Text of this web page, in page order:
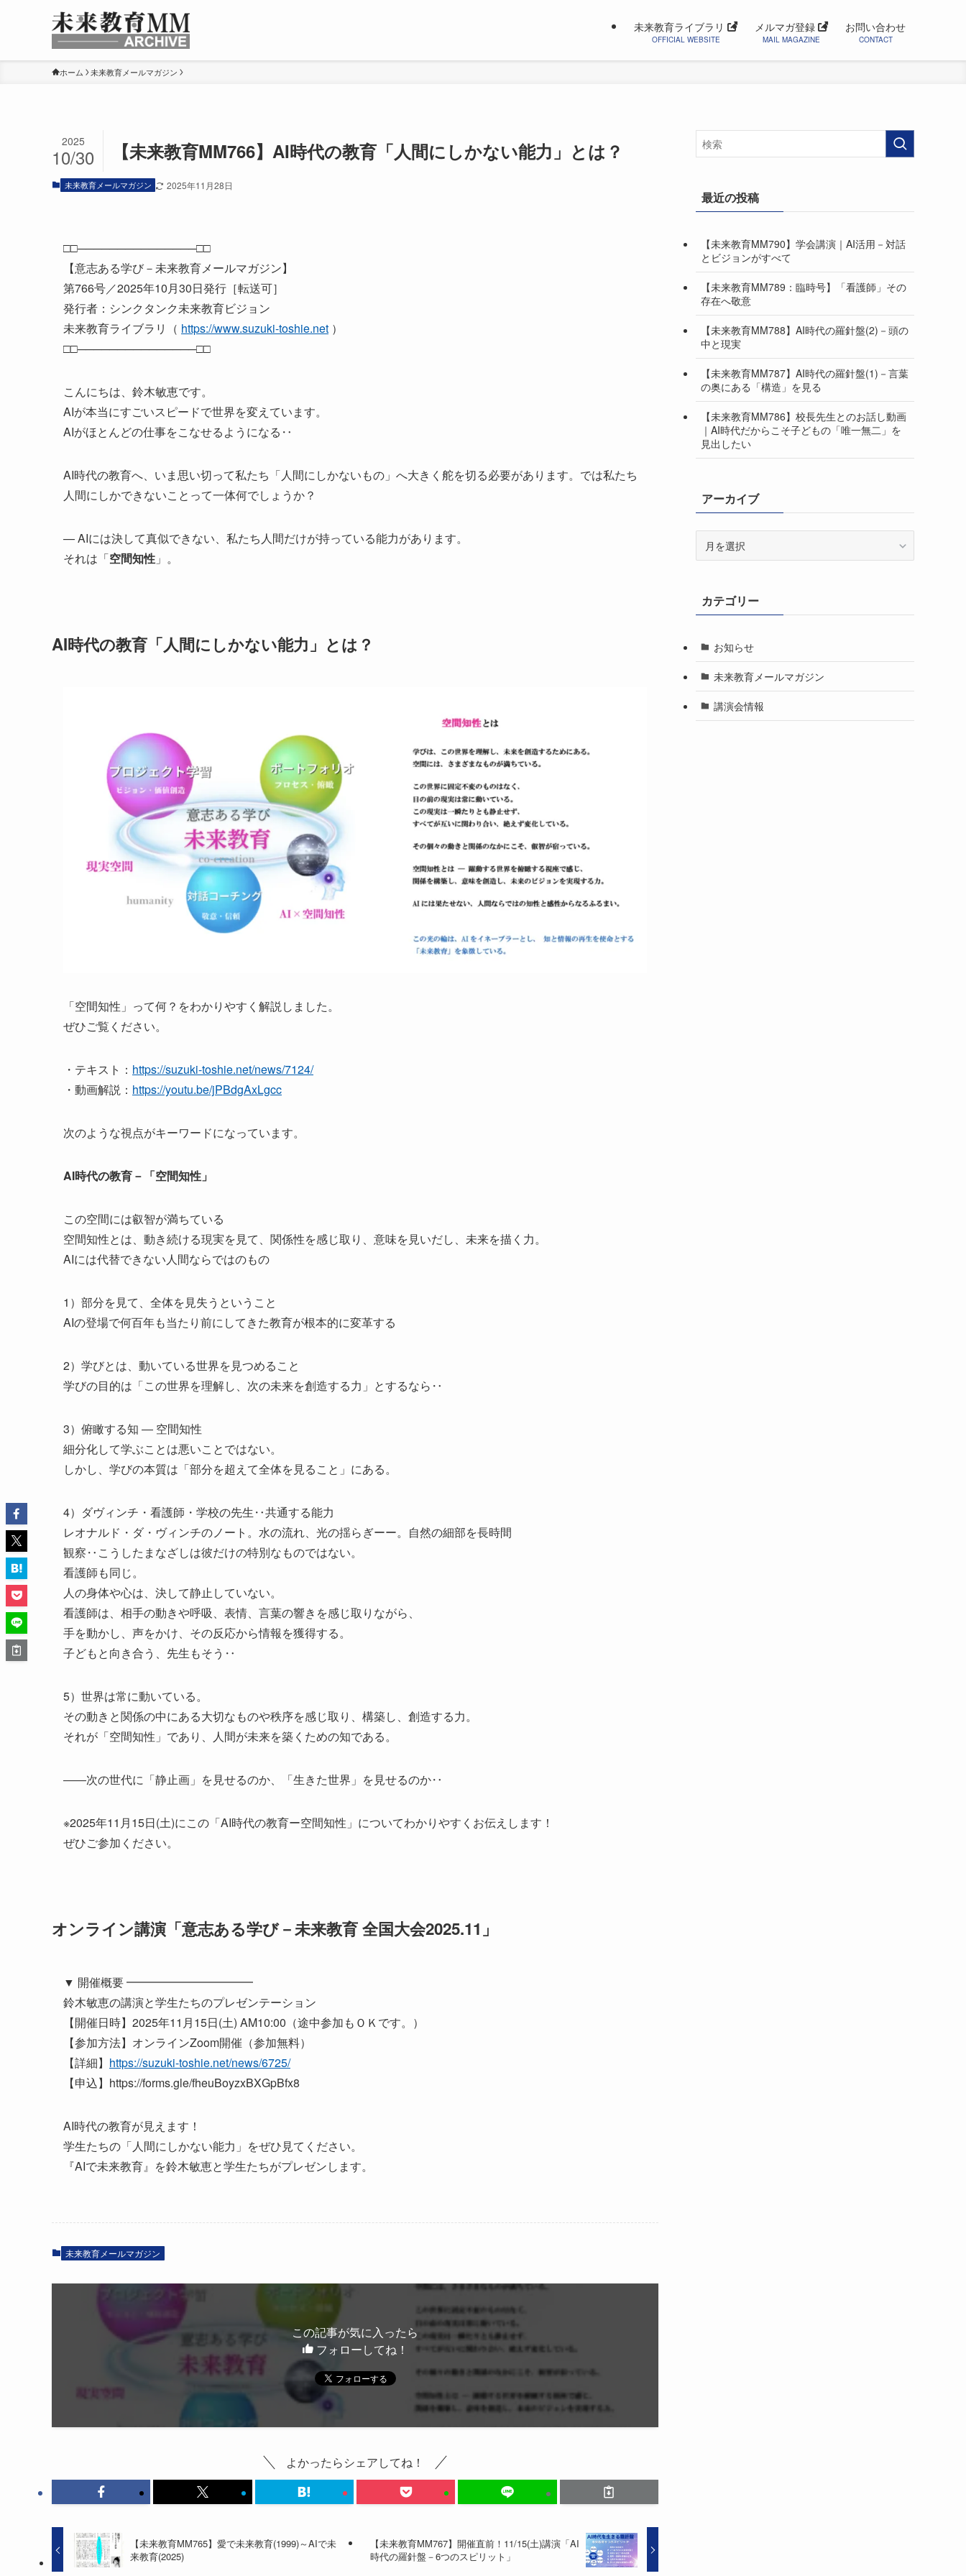
未来教育ライブラリ
OFFICIAL WEBSITE
メルマガ登録
MAIL MAGAZINE
お問い合わせ
CONTACT
ホーム 未来教育メールマガジン
【未来教育MM766】AI時代の教育「人間にしかない能力」とは？
2025
10/30
未来教育メールマガジン 2025年11月28日
□□───────────────□□
【意志ある学び－未来教育メールマガジン】
第766号／2025年10月30日発行［転送可］
発行者：シンクタンク未来教育ビジョン
未来教育ライブラリ（ https://www.suzuki-toshie.net ）
□□───────────────□□
こんにちは、鈴木敏恵です。
AIが本当にすごいスピードで世界を変えています。
AIがほとんどの仕事をこなせるようになる‥
AI時代の教育へ、いま思い切って私たち「人間にしかないもの」へ大きく舵を切る必要があります。では私たち
人間にしかできないことって一体何でしょうか？
— AIには決して真似できない、私たち人間だけが持っている能力があります。
それは「空間知性 」。
AI時代の教育「人間にしかない能力」とは？
「空間知性」って何？をわかりやすく解説しました。
ぜひご覧ください。
・テキスト： https://suzuki-toshie.net/news/7124/
・動画解説： https://youtu.be/jPBdgAxLgcc
次のような視点がキーワードになっています。
AI時代の教育－「空間知性」
この空間には叡智が満ちている
空間知性とは、動き続ける現実を見て、関係性を感じ取り、意味を見いだし、未来を描く力。
AIには代替できない人間ならではのもの
1）部分を見て、全体を見失うということ
AIの登場で何百年も当たり前にしてきた教育が根本的に変革する
2）学びとは、動いている世界を見つめること
学びの目的は「この世界を理解し、次の未来を創造する力」とするなら‥
3）俯瞰する知 ― 空間知性
細分化して学ぶことは悪いことではない。
しかし、学びの本質は「部分を超えて全体を見ること」にある。
4）ダヴィンチ・看護師・学校の先生‥共通する能力
レオナルド・ダ・ヴィンチのノート。水の流れ、光の揺らぎーー。自然の細部を長時間
観察‥こうしたまなざしは彼だけの特別なものではない。
看護師も同じ。
人の身体や心は、決して静止していない。
看護師は、相手の動きや呼吸、表情、言葉の響きを感じ取りながら、
手を動かし、声をかけ、その反応から情報を獲得する。
子どもと向き合う、先生もそう‥
5）世界は常に動いている。
その動きと関係の中にある大切なものや秩序を感じ取り、構築し、創造する力。
それが「空間知性」であり、人間が未来を築くための知である。
――次の世代に「静止画」を見せるのか、「生きた世界」を見せるのか‥
※2025年11月15日(土)にこの「AI時代の教育ー空間知性」についてわかりやすくお伝えします！
ぜひご参加ください。
オンライン講演「意志ある学び－未来教育 全国大会2025.11」
▼ 開催概要 ━━━━━━━━━━━
鈴木敏恵の講演と学生たちのプレゼンテーション
【開催日時】2025年11月15日(土) AM10:00（途中参加もＯＫです。）
【参加方法】オンラインZoom開催（参加無料）
【詳細】 https://suzuki-toshie.net/news/6725/
【申込】https://forms.gle/fheuBoyzxBXGpBfx8
AI時代の教育が見えます！
学生たちの「人間にしかない能力」をぜひ見てください。
『AIで未来教育』を鈴木敏恵と学生たちがプレゼンします。
未来教育メールマガジン
この記事が気に入ったら
フォローしてね！
よかったらシェアしてね！
【未来教育MM765】愛で未来教育(1999)～AIで未
来教育(2025)
【未来教育MM767】開催直前！11/15(土)講演「AI
時代の羅針盤－6つのスピリット」
最近の投稿
【未来教育MM790】学会講演｜AI活用－対話
とビジョンがすべて
【未来教育MM789：臨時号】「看護師」その
存在へ敬意
【未来教育MM788】AI時代の羅針盤(2)－頭の
中と現実
【未来教育MM787】AI時代の羅針盤(1)－言葉
の奥にある「構造」を見る
【未来教育MM786】校長先生とのお話し動画
｜AI時代だからこそ子どもの「唯一無二」を
見出したい
アーカイブ
ブカテゴリー
お知らせ
未来教育メールマガジン
講演会情報